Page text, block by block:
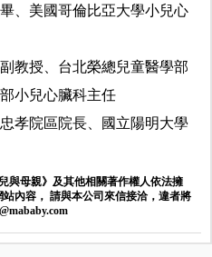
、 美國哥倫比亞大學小兒心
教授
台北榮總兒童醫學部
小兒心臟科主任
孝院區院長、
國立陽明大學
與母親》及其他相關著作權人依法擁
內容， 請與本公司來信接洽，違者將